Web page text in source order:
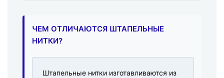
ЧЕМ ОТЛИЧАЮТСЯ ШТАПЕЛЬНЫЕ
НИТКИ?
Штапельные нитки изготавливаются из